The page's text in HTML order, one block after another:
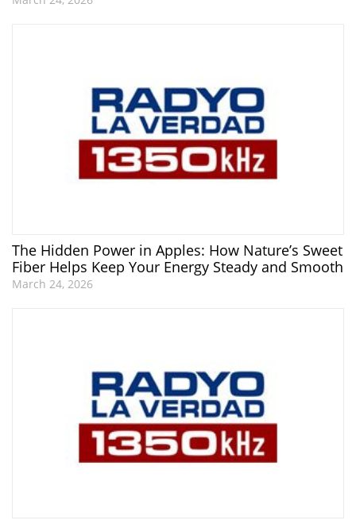
The Hidden Power in Apples: How Nature’s Sweet
Fiber Helps Keep Your Energy Steady and Smooth
March 24, 2026